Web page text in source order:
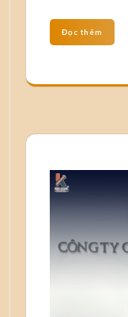
Đọc thêm